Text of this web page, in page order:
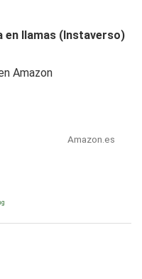
en llamas (Instaverso)
Amazon
Amazon.es